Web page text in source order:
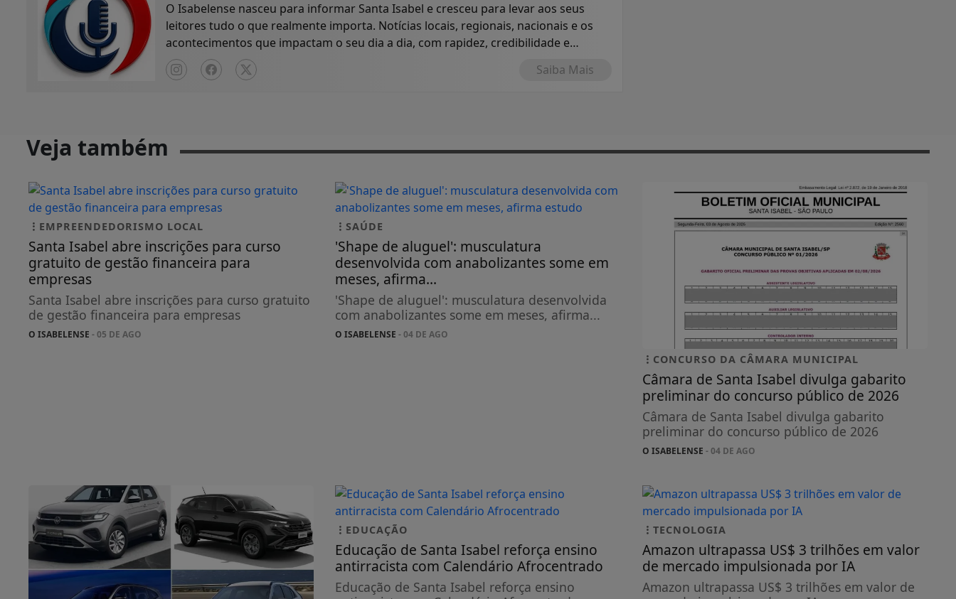
O Isabelense nasceu para informar Santa Isabel e cresceu para levar aos seus
leitores tudo o que realmente importa. Notícias locais, regionais, nacionais e os
acontecimentos que impactam o seu dia a dia, com rapidez, credibilidade e
compromisso com...
Saiba Mais
Veja também
EMPREENDEDORISMO LOCAL
Santa Isabel abre inscrições para curso
gratuito de gestão financeira para
empresas
Santa Isabel abre inscrições para curso gratuito
de gestão financeira para empresas
O ISABELENSE - 05 DE AGO
SAÚDE
'Shape de aluguel': musculatura
desenvolvida com anabolizantes some em
meses, afirma...
'Shape de aluguel': musculatura desenvolvida
com anabolizantes some em meses, afirma...
O ISABELENSE - 04 DE AGO
CONCURSO DA CÂMARA MUNICIPAL
Câmara de Santa Isabel divulga gabarito
preliminar do concurso público de 2026
Câmara de Santa Isabel divulga gabarito
preliminar do concurso público de 2026
O ISABELENSE - 04 DE AGO
EDUCAÇÃO
Educação de Santa Isabel reforça ensino
antirracista com Calendário Afrocentrado
Educação de Santa Isabel reforça ensino
TECNOLOGIA
Amazon ultrapassa US$ 3 trilhões em valor
de mercado impulsionada por IA
Amazon ultrapassa US$ 3 trilhões em valor de